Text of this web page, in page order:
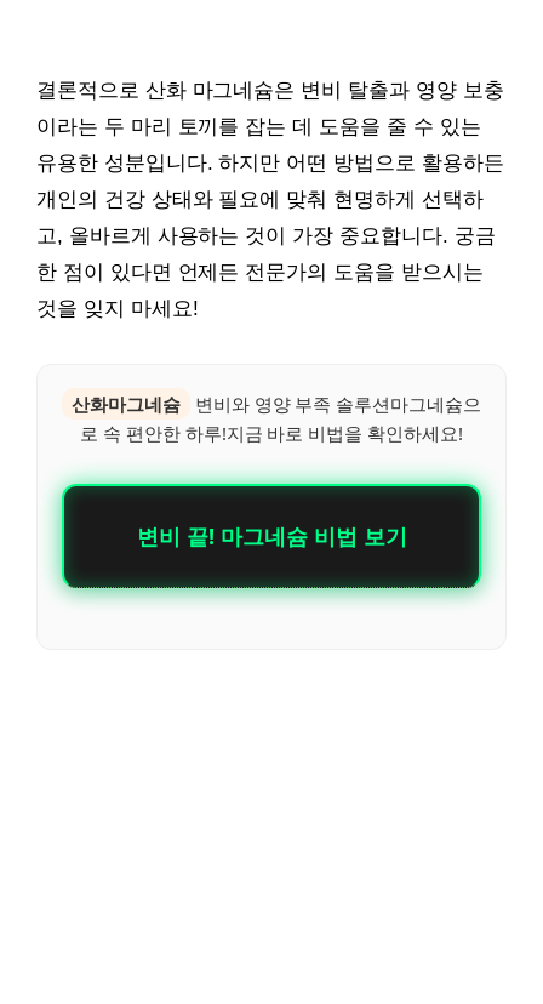
결론적으로 산화 마그네슘은 변비 탈출과 영양 보충
이라는 두 마리 토끼를 잡는 데 도움을 줄 수 있는
유용한 성분입니다. 하지만 어떤 방법으로 활용하든
개인의 건강 상태와 필요에 맞춰 현명하게 선택하
고, 올바르게 사용하는 것이 가장 중요합니다. 궁금
한 점이 있다면 언제든 전문가의 도움을 받으시는
것을 잊지 마세요!
산화마그네슘
변비와 영양 부족 솔루션마그네슘으
로 속 편안한 하루!지금 바로 비법을 확인하세요!
변비 끝! 마그네슘 비법 보기